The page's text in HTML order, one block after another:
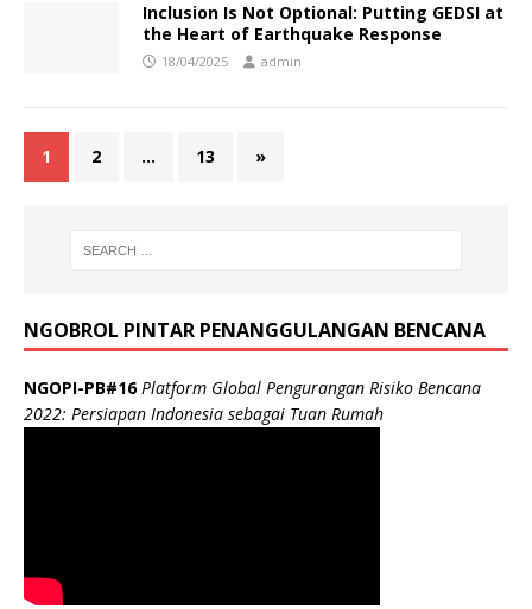
Inclusion Is Not Optional: Putting GEDSI at
the Heart of Earthquake Response
18/04/2025 admin
1 2 … 13 »
NGOBROL PINTAR PENANGGULANGAN BENCANA
NGOPI-PB#16Platform Global Pengurangan Risiko Bencana
2022: Persiapan Indonesia sebagai Tuan Rumah